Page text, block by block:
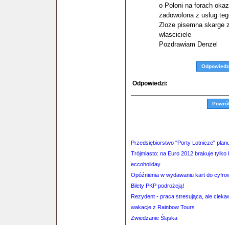
o Poloni na forach
zadowolona z uslug
Zloze pisemna skarge
wlasciciele
Pozdrawiam Denzel
Odpowiedz
Odpowiedzi:
Przedsiębiorstwo "Porty Lotnicze"
Trójmiasto: na Euro 2012 brakuje
eccoholiday
Opóźnienia w wydawaniu kart do
Bilety PKP podrożeją!
Rezydent - praca stresująca, ale
wakacje z Rainbow Tours
Zwiedzanie Śląska